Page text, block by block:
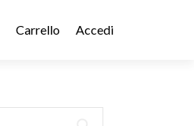
Carrello Accedi